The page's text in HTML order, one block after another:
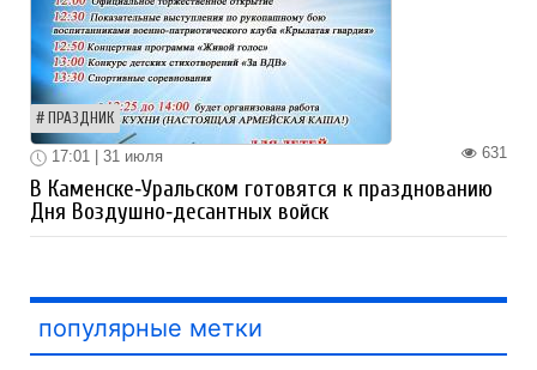
ПРАЗДНИК
631
17:01 | 31 июля
В Каменске‑Уральском готовятся к празднованию
Дня Воздушно‑десантных войск
популярные метки